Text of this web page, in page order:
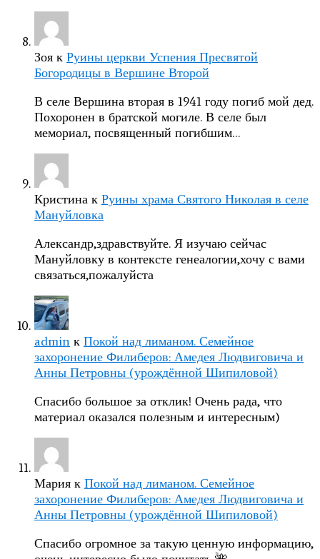
Зоя к Руины церкви Успения Пресвятой
Богородицы в Вершине Второй
В селе Вершина вторая в 1941 году погиб мой дед.
Похоронен в братской могиле. В селе был
мемориал, посвященный погибшим…
Кристина к Руины храма Святого Николая в селе
Мануйловка
Александр,здравствуйте. Я изучаю сейчас
Мануйловку в контексте генеалогии,хочу с вами
связаться,пожалуйста
admin к Покой над лиманом. Семейное
захоронение Филиберов: Амедея Людвиговича и
Анны Петровны (урождённой Шипиловой)
Спасибо большое за отклик! Очень рада, что
материал оказался полезным и интересным)
Мария к Покой над лиманом. Семейное
захоронение Филиберов: Амедея Людвиговича и
Анны Петровны (урождённой Шипиловой)
Спасибо огромное за такую ценную информацию,